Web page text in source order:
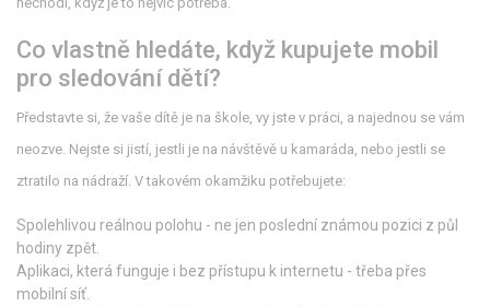
Co vlastně hledáte, když kupujete mobil
pro sledování dětí?
Představte si, že vaše dítě je na škole, vy jste v práci, a najednou se vám
neozve. Nejste si jistí, jestli je na návštěvě u kamaráda, nebo jestli se
ztratilo na nádraží. V takovém okamžiku potřebujete:
Spolehlivou reálnou polohu - ne jen poslední známou pozici z půl
hodiny zpět.
Aplikaci, která funguje i bez přístupu k internetu - třeba přes
mobilní síť.